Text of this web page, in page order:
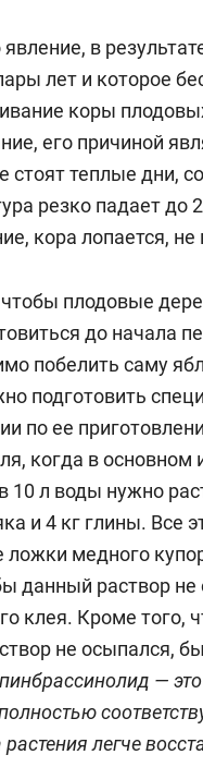
в
лет и которое
коры
его причиной
стоят теплые дни,
резко падает до
кора лопается,
плодовые
до начала
побелить саму
подготовить
по ее
когда в основном
10 л воды нужно
и 4 кг глины. Все
ложки медного
данный раствор
клея. Кроме того,
не осыпался,
—
легче